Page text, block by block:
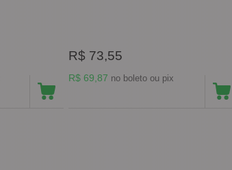
R$ 73,55
R$ 69,87 no boleto ou pix